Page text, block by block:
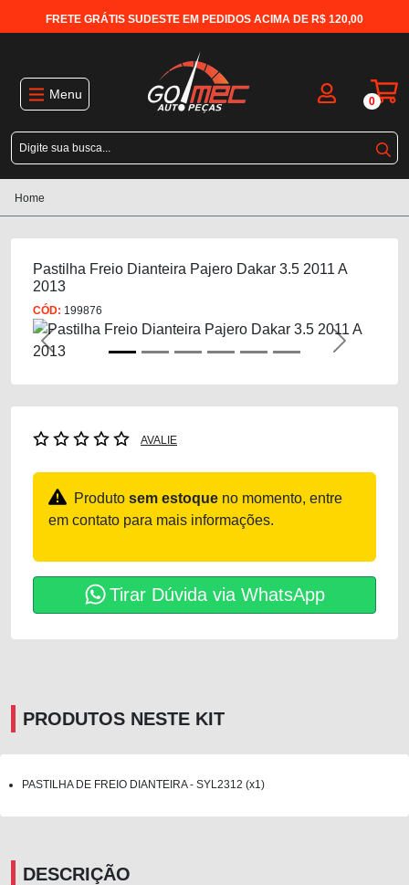
FRETE GRÁTIS SUDESTE EM PEDIDOS ACIMA DE R$ 120,00
Menu 0
Home
Pastilha Freio Dianteira Pajero Dakar 3.5 2011 A
2013
CÓD: 199876
Previous Next
AVALIE
Produto sem estoque no momento, entre
em contato para mais informações.
Tirar Dúvida via WhatsApp
PRODUTOS NESTE KIT
PASTILHA DE FREIO DIANTEIRA - SYL2312 (x1)
DESCRIÇÃO